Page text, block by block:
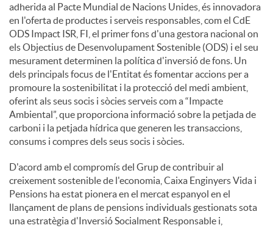
adherida al Pacte Mundial de Nacions Unides, és innovadora
en l'oferta de productes i serveis responsables, com el CdE
ODS Impact ISR, FI, el primer fons d'una gestora nacional on
els Objectius de Desenvolupament Sostenible (ODS) i el seu
mesurament determinen la política d'inversió de fons. Un
dels principals focus de l'Entitat és fomentar accions per a
promoure la sostenibilitat i la protecció del medi ambient,
oferint als seus socis i sòcies serveis com a “Impacte
Ambiental”, que proporciona informació sobre la petjada de
carboni i la petjada hídrica que generen les transaccions,
consums i compres dels seus socis i sòcies.
D'acord amb el compromís del Grup de contribuir al
creixement sostenible de l'economia, Caixa Enginyers Vida i
Pensions ha estat pionera en el mercat espanyol en el
llançament de plans de pensions individuals gestionats sota
una estratègia d'Inversió Socialment Responsable i,